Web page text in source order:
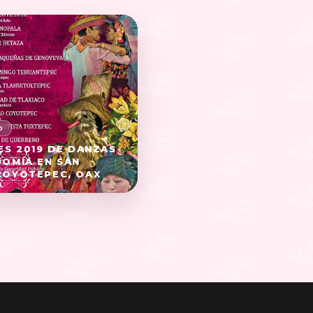
2019 DE DANZAS
EN SAN
OAX